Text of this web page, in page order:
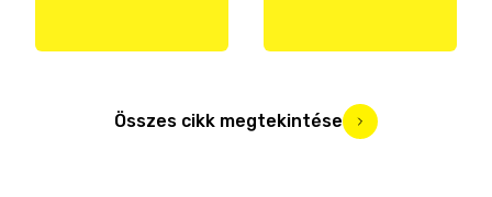
Összes cikk megtekintése